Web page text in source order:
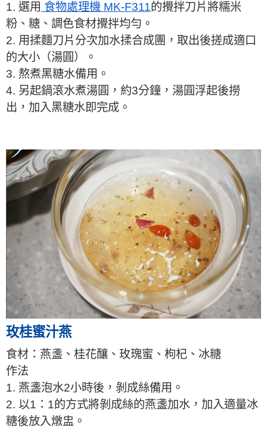
1. 選用 食物處理機 MK-F311的攪拌刀片將糯米
粉、糖、調色食材攪拌均勻。
2. 用揉麵刀片分次加水揉合成團，取出後搓成適口
的大小（湯圓）。
3. 熬煮黑糖水備用。
4. 另起鍋滾水煮湯圓，約3分鐘，湯圓浮起後撈
出，加入黑糖水即完成。
玫桂蜜汁燕
食材：燕盞、桂花釀、玫瑰蜜、枸杞、冰糖
作法
1. 燕盞泡水2小時後，剝成絲備用。
2. 以1：1的方式將剝成絲的燕盞加水，加入適量冰
糖後放入燉盅。